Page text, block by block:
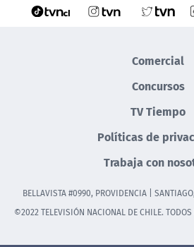
Comercial
Concursos
TV Tiempo
Políticas de
Trabaja con
BELLAVISTA #0990, PROVIDENCIA |
©2022 TELEVISIÓN NACIONAL DE CHILE. TODOS